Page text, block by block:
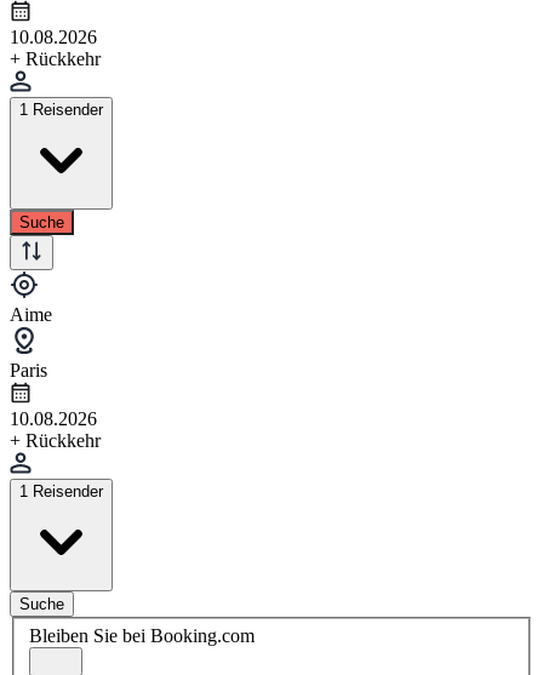
10.08.2026
+ Rückkehr
1 Reisender
Suche
Aime
Paris
10.08.2026
+ Rückkehr
1 Reisender
Suche
Bleiben Sie bei Booking.com